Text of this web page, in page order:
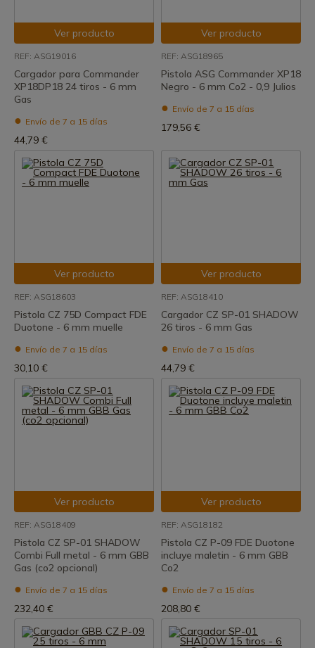
Ver producto
REF: ASG19016
Cargador para Commander
XP18DP18 24 tiros - 6 mm
Gas
Envío de 7 a 15 días
44,79 €
Ver producto
REF: ASG18965
Pistola ASG Commander XP18
Negro - 6 mm Co2 - 0,9 Julios
Envío de 7 a 15 días
179,56 €
Ver producto
REF: ASG18603
Pistola CZ 75D Compact FDE
Duotone - 6 mm muelle
Envío de 7 a 15 días
30,10 €
Ver producto
REF: ASG18410
Cargador CZ SP-01 SHADOW
26 tiros - 6 mm Gas
Envío de 7 a 15 días
44,79 €
Ver producto
REF: ASG18409
Pistola CZ SP-01 SHADOW
Combi Full metal - 6 mm GBB
Gas (co2 opcional)
Envío de 7 a 15 días
232,40 €
Ver producto
REF: ASG18182
Pistola CZ P-09 FDE Duotone
incluye maletin - 6 mm GBB
Co2
Envío de 7 a 15 días
208,80 €